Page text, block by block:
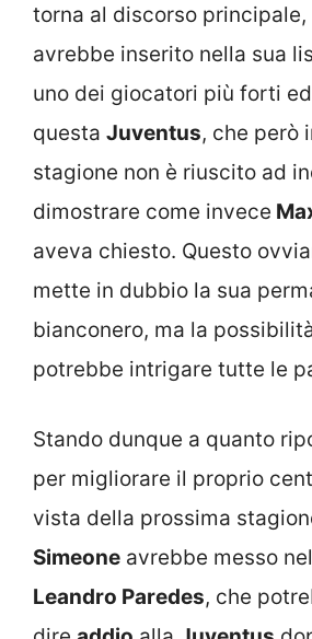
torna al discorso principale,
avrebbe inserito nella sua
uno dei giocatori più forti
questa Juventus, che però
stagione non è riuscito ad
dimostrare come invece
aveva chiesto. Questo
mette in dubbio la sua
bianconero, ma la
potrebbe intrigare tutte le
Stando dunque a quanto
per migliorare il proprio
vista della prossima
Simeone avrebbe messo
Leandro Paredes, che